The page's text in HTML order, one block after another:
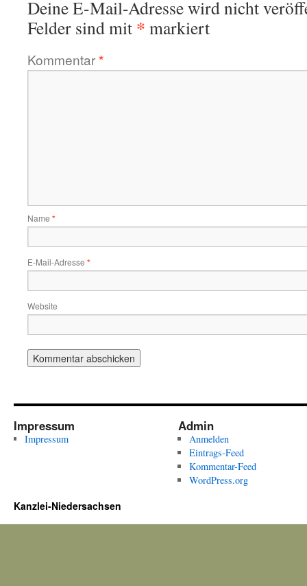
Deine E-Mail-Adresse wird nicht
Felder sind mit * markiert
Kommentar*
Name *
E-Mail-Adresse *
Website
Impressum
Impressum
Admin
Anmelden
Eintrags-Feed
Kommentar-Feed
WordPress.org
Kanzlei-Niedersachsen